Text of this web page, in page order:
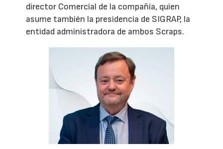
director Comercial de la compañía, quien
asume también la presidencia de SIGRAP, la
entidad administradora de ambos Scraps.